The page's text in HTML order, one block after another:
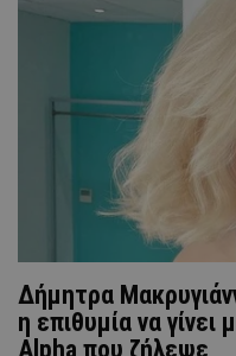
Δήμητρα
η επιθυμία να
Alpha που ζήλεψε